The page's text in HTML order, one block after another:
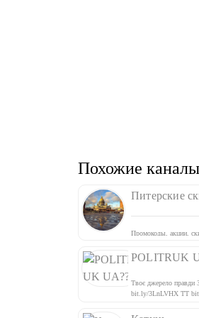
Похожие
Питерские
Промокоды, акции,
POLITRUK
Твоє джерело правди
bit.ly/3LnLVHX TT